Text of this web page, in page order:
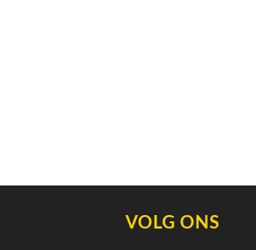
VOLG ONS